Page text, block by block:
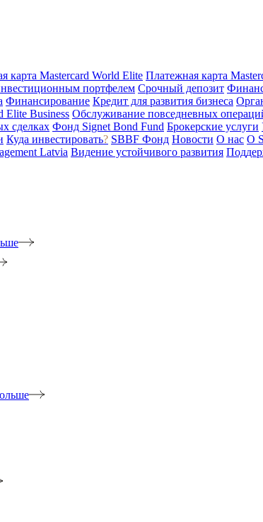
карта Mastercard World Elite Платежная карта
портфелем Срочный депозит
Финансирование Кредит для развития бизнеса
Elite Business Обслуживание повседневных
сделках Фонд Signet Bond Fund Брокерские услуги
Куда инвестировать? SBBF Фонд Новости О нас O
Latvia Видение устойчивого развития